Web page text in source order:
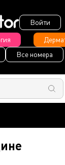
Войти
Все номера